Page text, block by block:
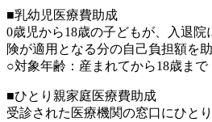
■乳幼児医療費助成
0歳児から18歳の子どもが、入退
険が適用となる分の自己負担額を助
○対象年齢：産まれてから18歳まで
■ひとり親家庭医療費助成
受診された医療機関の窓口にひと